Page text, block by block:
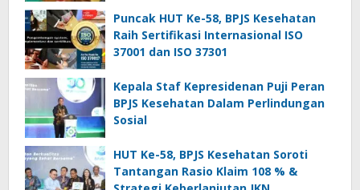
Puncak HUT Ke-58, BPJS Kesehatan
Raih Sertifikasi Internasional ISO
37001 dan ISO 37301
Kepala Staf Kepresidenan Puji Peran
BPJS Kesehatan Dalam Perlindungan
Sosial
HUT Ke-58, BPJS Kesehatan Soroti
Tantangan Rasio Klaim 108 % &